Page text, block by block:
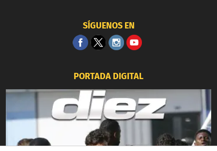
SÍGUENOS EN
PORTADA DIGITAL